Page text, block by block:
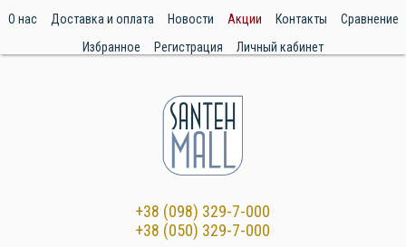
О нас Доставка и оплата Новости Акции Контакты
Сравнение
Избранное
Регистрация Личный кабинет
+38 (098) 329-7-000
+38 (050) 329-7-000